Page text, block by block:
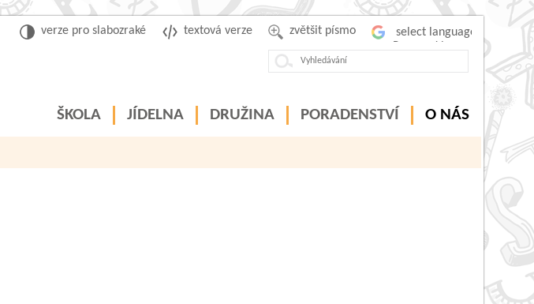
zvětšit písmo
textová verze
verze pro slabozraké
ŠKOLA JÍDELNA DRUŽINA PORADENSTVÍ O NÁS